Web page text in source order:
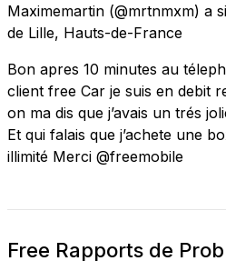
Maximemartin (@mrtnmxm) a
de Lille, Hauts-de-France
Bon apres 10 minutes au
client free Car je suis en debit
on ma dis que j’avais un trés
Et qui falais que j’achete une
illimité Merci @freemobile
Free Rapports de